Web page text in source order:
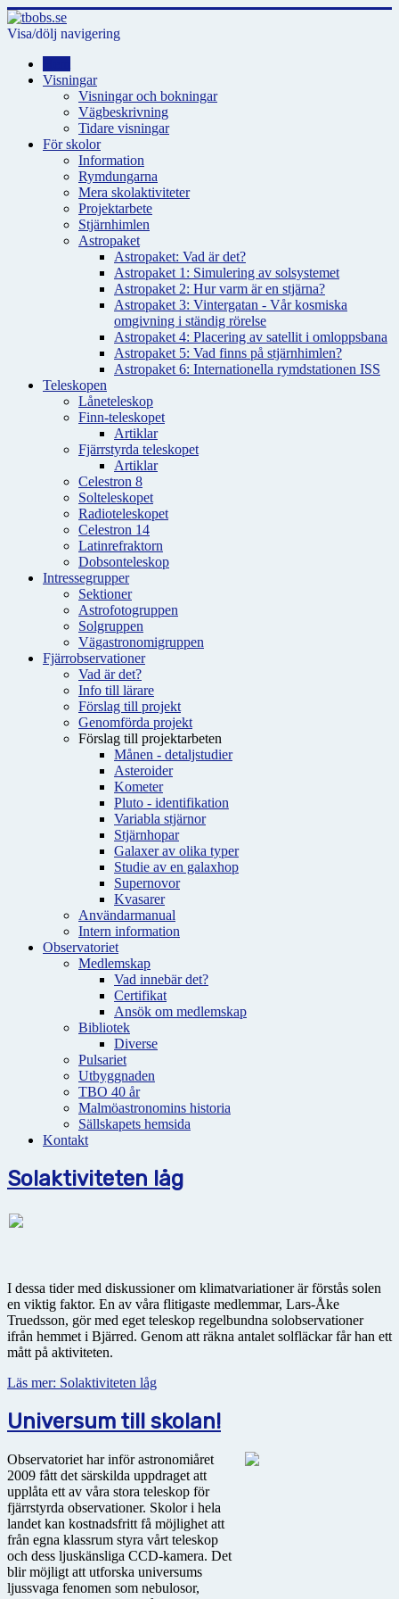
Visa/dölj navigering
Visningar
Visningar och bokningar
Vägbeskrivning
Tidare visningar
För skolor
Information
Rymdungarna
Mera skolaktiviteter
Projektarbete
Stjärnhimlen
Astropaket
Astropaket: Vad är det?
Astropaket 1: Simulering av solsystemet
Astropaket 2: Hur varm är en stjärna?
Astropaket 3: Vintergatan - Vår kosmiska
omgivning i ständig rörelse
Astropaket 4: Placering av satellit i omloppsbana
Astropaket 5: Vad finns på stjärnhimlen?
Astropaket 6: Internationella rymdstationen ISS
Teleskopen
Låneteleskop
Finn-teleskopet
Artiklar
Fjärrstyrda teleskopet
Artiklar
Celestron 8
Solteleskopet
Radioteleskopet
Celestron 14
Latinrefraktorn
Dobsonteleskop
Intressegrupper
Sektioner
Astrofotogruppen
Solgruppen
Vägastronomigruppen
Fjärrobservationer
Vad är det?
Info till lärare
Förslag till projekt
Genomförda projekt
Förslag till projektarbeten
Månen - detaljstudier
Asteroider
Kometer
Pluto - identifikation
Variabla stjärnor
Stjärnhopar
Galaxer av olika typer
Studie av en galaxhop
Supernovor
Kvasarer
Användarmanual
Intern information
Observatoriet
Medlemskap
Vad innebär det?
Certifikat
Ansök om medlemskap
Bibliotek
Diverse
Pulsariet
Utbyggnaden
TBO 40 år
Malmöastronomins historia
Sällskapets hemsida
Kontakt
Solaktiviteten låg
I dessa tider med diskussioner om klimatvariationer är förstås solen
en viktig faktor. En av våra flitigaste medlemmar, Lars-Åke
Truedsson, gör med eget teleskop regelbundna solobservationer
ifrån hemmet i Bjärred. Genom att räkna antalet solfläckar får han ett
mått på aktiviteten.
Läs mer: Solaktiviteten låg
Universum till skolan!
Observatoriet har inför astronomiåret
2009 fått det särskilda uppdraget att
upplåta ett av våra stora teleskop för
fjärrstyrda observationer. Skolor i hela
landet kan kostnadsfritt få möjlighet att
från egna klassrum styra vårt teleskop
och dess ljuskänsliga CCD-kamera. Det
blir möjligt att utforska universums
ljussvaga fenomen som nebulosor,